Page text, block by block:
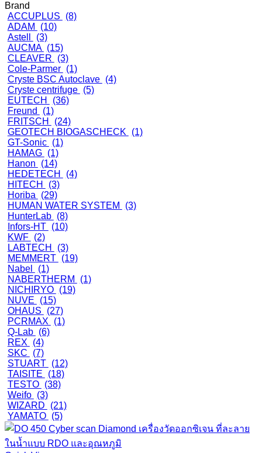
Brand
ACCUPLUS
(8)
ADAM
(10)
Astell
(3)
AUCMA (15)
CLEAVER
(3)
Cole-Parmer (1)
Cryste BSC Autoclave (4)
Cryste centrifuge (5)
EUTECH
(36)
Freund
(1)
FRITSCH
(24)
GEOTECH BIOGASCHECK
(1)
GT-Sonic (1)
HAMAG (1)
Hanon
(14)
HEDETECH
(4)
HITECH
(3)
Horiba
(29)
HUMAN WATER SYSTEM
(3)
HunterLab (8)
Infors-HT (10)
KWF (2)
LABTECH
(3)
MEMMERT (19)
Nabel
(1)
NABERTHERM
(1)
NICHIRYO (19)
NUVE
(15)
OHAUS
(27)
PCRMAX
(1)
Q-Lab (6)
REX
(4)
SKC
(7)
STUART (12)
TAISITE
(18)
TESTO (38)
Weifo (3)
WIZARD
(21)
YAMATO (5)